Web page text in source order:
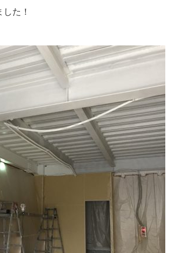
た！
まり 修理 その他住宅リフォー